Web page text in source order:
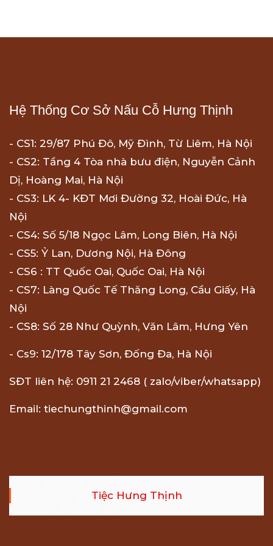
Hệ Thống Cơ Sở Nấu Cỗ Hưng Thịnh
- CS1: 29/87 Phú Đô, Mỹ Đình, Từ Liêm, Hà Nội
- CS2: Tầng 4 Tòa nhà bưu điện, Nguyễn Cảnh
Dị, Hoàng Mai, Hà Nội
- CS3: LK 4- KĐT Mơi Đường 32, Hoài Đức, Hà
Nội
- CS4: Số 5/18 Ngọc Lâm, Long Biên, Hà Nội
- CS5: Ỷ Lan, Dương Nội, Hà Đông
- CS6 : TT Quốc Oai, Quốc Oai, Hà Nội
- CS7: Làng Quốc Tế Thăng Long, Cầu Giấy, Hà
Nội
- CS8: Số 28 Như Quỳnh, Văn Lâm, Hưng Yên
- Cs9: 12/178 Tây Sơn, Đống Đa, Hà Nội
SĐT liên hệ: 0911 21 2468 ( zalo/viber/whatsapp)
Email: tiechungthinh@gmail.com
Tiệc Hưng Thịnh